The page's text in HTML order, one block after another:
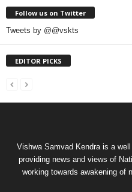
Follow us on Twitter
Tweets by @@vskts
EDITOR PICKS
Vishwa Samvad Kendra is a
providing news and views of
working towards awakening of